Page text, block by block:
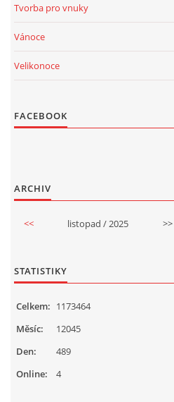
Tvorba pro vnuky
Vánoce
Velikonoce
FACEBOOK
ARCHIV
<< listopad / 2025 >>
STATISTIKY
Online: 4
Celkem: 1173464
Měsíc:
12045
Den:
489